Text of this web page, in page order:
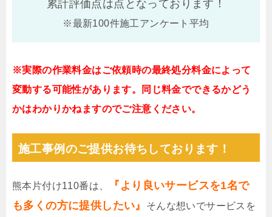
累計評価点は点となっております！
※最新100件施工アンケート平均
※実際の作業料金はご依頼時の最終処分料金によって
変動する可能性があります。同じ料金でできるかどう
かはわかりかねますのでご注意ください。
施工事例のご提供お待ちしております！
熊本片付け110番は、
『より良いサービスを1名で
も多くの方に提供したい』
そんな想いでサービスを